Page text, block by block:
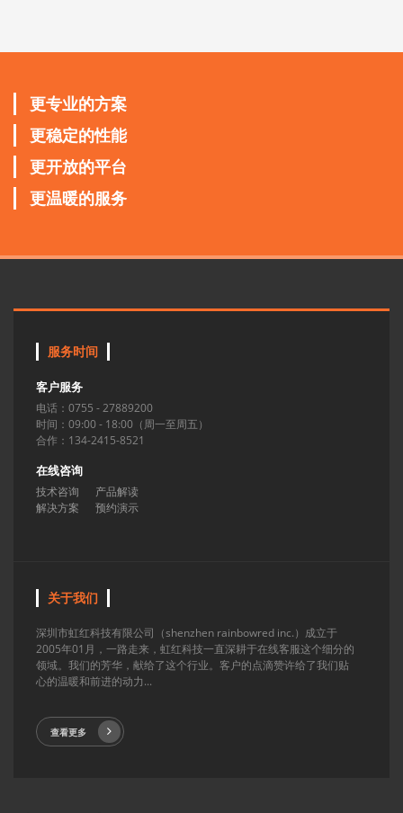
更专业的方案
更稳定的性能
更开放的平台
更温暖的服务
服务时间
客户服务
电话：0755 - 27889200
时间：09:00 - 18:00（周一至周五）
合作：134-2415-8521
在线咨询
技术咨询
产品解读
解决方案
预约演示
关于我们
深圳市虹红科技有限公司（shenzhen rainbowred inc.）成立于
2005年01月，一路走来，虹红科技一直深耕于在线客服这个细分的
领域。我们的芳华，献给了这个行业。客户的点滴赞许给了我们贴
心的温暖和前进的动力...
查看更多